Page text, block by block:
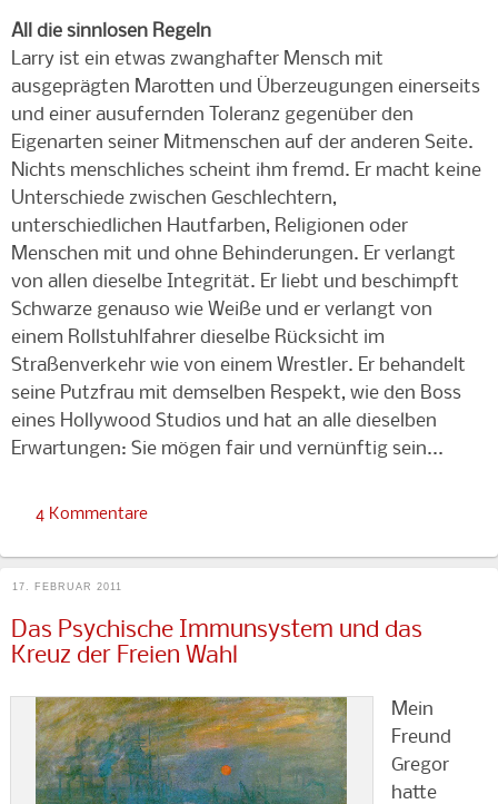
All die sinnlosen Regeln
Larry ist ein etwas zwanghafter Mensch mit
ausgeprägten Marotten und Überzeugungen einerseits
und einer ausufernden Toleranz gegenüber den
Eigenarten seiner Mitmenschen auf der anderen Seite.
Nichts menschliches scheint ihm fremd. Er macht keine
Unterschiede zwischen Geschlechtern,
unterschiedlichen Hautfarben, Religionen oder
Menschen mit und ohne Behinderungen. Er verlangt
von allen dieselbe Integrität. Er liebt und beschimpft
Schwarze genauso wie Weiße und er verlangt von
einem Rollstuhlfahrer dieselbe Rücksicht im
Straßenverkehr wie von einem Wrestler. Er behandelt
seine Putzfrau mit demselben Respekt, wie den Boss
eines Hollywood Studios und hat an alle dieselben
Erwartungen: Sie mögen fair und vernünftig sein...
4 Kommentare
17. FEBRUAR 2011
Das Psychische Immunsystem und das
Kreuz der Freien Wahl
Mein
Freund
Gregor
hatte